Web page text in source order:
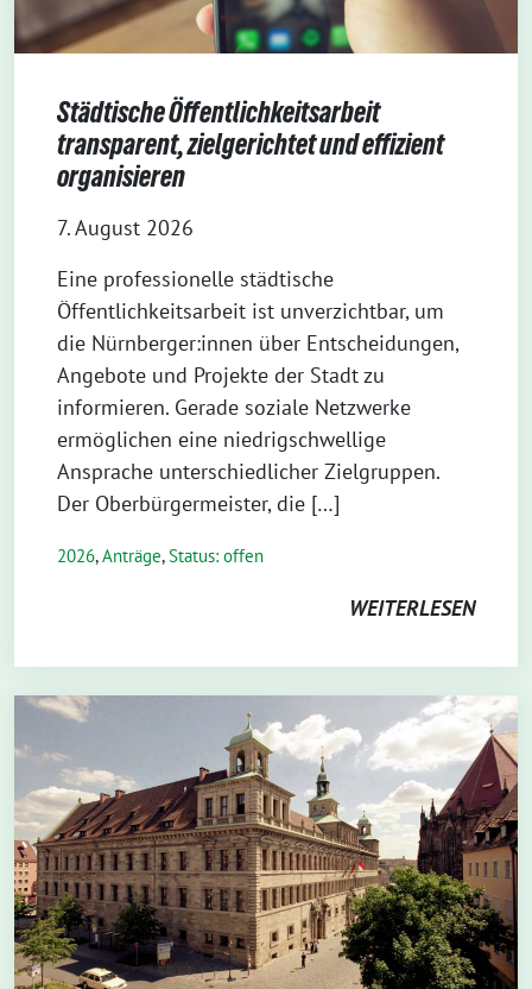
Städtische Öffentlichkeitsarbeit
transparent, zielgerichtet und effizient
organisieren
7. August 2026
Eine professionelle städtische
Öffentlichkeitsarbeit ist unverzichtbar, um
die Nürnberger:innen über Entscheidungen,
Angebote und Projekte der Stadt zu
informieren. Gerade soziale Netzwerke
ermöglichen eine niedrigschwellige
Ansprache unterschiedlicher Zielgruppen.
Der Oberbürgermeister, die […]
2026,Anträge,Status: offen
WEITERLESEN